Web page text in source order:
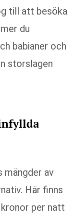
till att besöka
du
babianer och
storslagen
mängder av
Här finns
per natt